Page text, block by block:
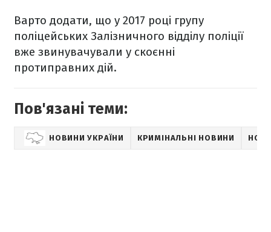
Варто додати, що у 2017 році групу
поліцейських Залізничного відділу поліції
вже звинувачували у скоєнні
протиправних дій.
Пов'язані теми:
НОВИНИ УКРАЇНИ КРИМІНАЛЬНІ НОВИНИ